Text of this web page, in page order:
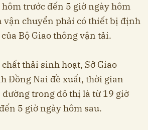
trước đến 5 giờ ngày hôm
vận chuyển phải có thiết bị định
Bộ Giao thông vận tải.
thải sinh hoạt, Sở Giao
Đồng Nai đề xuất, thời gian
trong đô thị là từ 19 giờ
5 giờ ngày hôm sau.